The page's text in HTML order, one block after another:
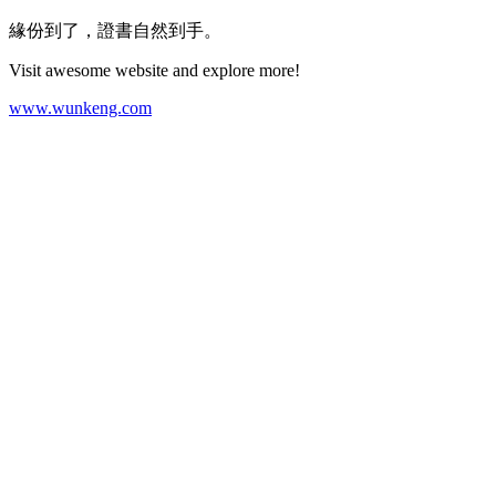
緣份到了，證書自然到手。
Visit awesome website and explore more!
www.wunkeng.com